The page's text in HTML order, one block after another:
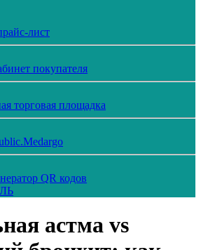
лист
покупателя
торговая площадка
QR кодов
астма vs